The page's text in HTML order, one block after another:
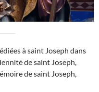
à saint Joseph dans
de saint Joseph,
de saint Joseph,